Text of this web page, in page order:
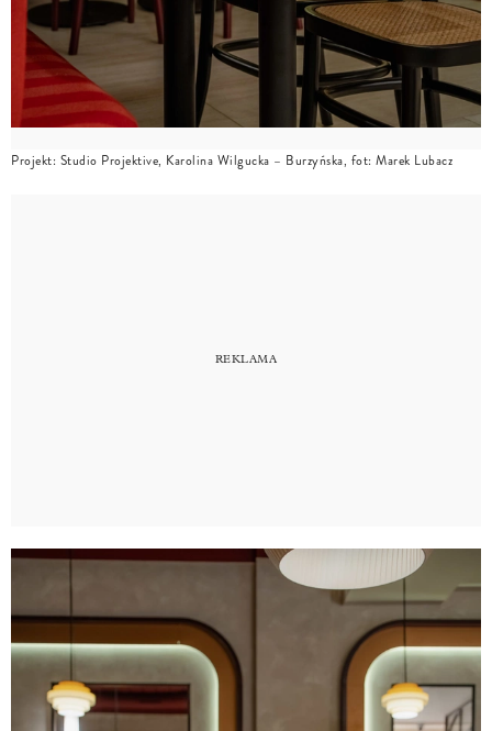
Projekt: Studio Projektive, Karolina Wilgucka – Burzyńska, fot: Marek Lubacz